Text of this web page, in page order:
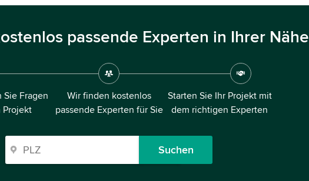
passende Experten in Ihrer Nähe
Sie Fragen
Projekt
Wir finden kostenlos
passende Experten für Sie
Starten Sie Ihr Projekt mit
dem richtigen Experten
Suchen